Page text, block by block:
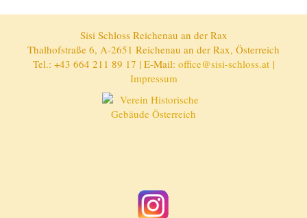
Sisi Schloss Reichenau an der Rax
Thalhofstraße 6, A-2651 Reichenau an der Rax, Österreich
Tel.: +43 664 211 89 17 | E-Mail: office@sisi-schloss.at|
Impressum